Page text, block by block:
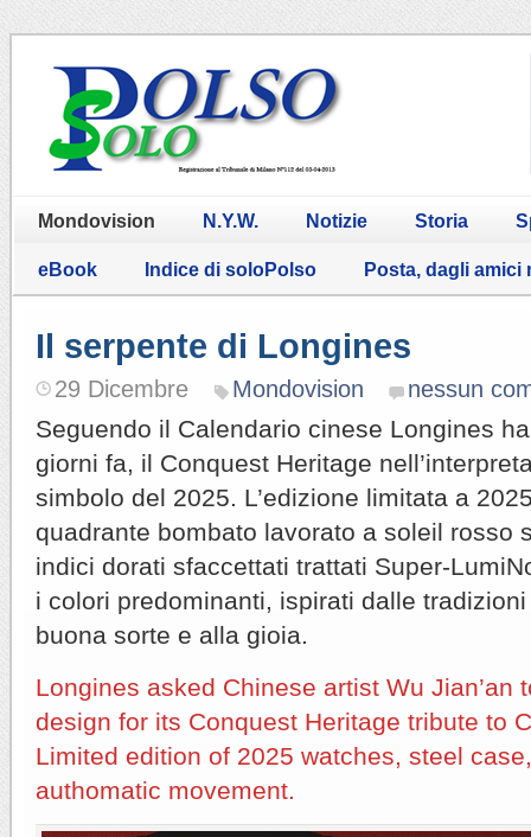
Mondovision N.Y.W. Notizie Storia
eBook Indice di soloPolso Posta, dagli amici
Il serpente di Longines
29 Dicembre Mondovision nessun
Seguendo il Calendario cinese Longines
giorni fa, il Conquest Heritage
simbolo del 2025. L’edizione limitata a
quadrante bombato lavorato a soleil rosso
indici dorati sfaccettati trattati Super-
i colori predominanti, ispirati dalle
buona sorte e alla gioia.
Longines asked Chinese artist Wu Jian’an
design for its Conquest Heritage tribute to
Limited edition of 2025 watches, steel
authomatic movement.